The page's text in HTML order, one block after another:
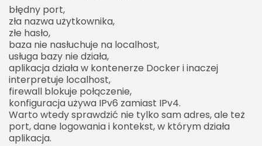
błędny port,
zła nazwa użytkownika,
złe hasło,
baza nie nasłuchuje na localhost,
usługa bazy nie działa,
aplikacja działa w kontenerze Docker i inaczej
interpretuje localhost,
firewall blokuje połączenie,
konfiguracja używa IPv6 zamiast IPv4.
Warto wtedy sprawdzić nie tylko sam adres, ale też
port, dane logowania i kontekst, w którym działa
aplikacja.